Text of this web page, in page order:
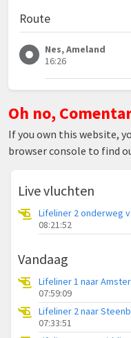
Route
Nes, Ameland
16:26
Oh no,
If you own this website,
browser console to find
Live vluchten
Lifeliner 2 onderweg
08:21:52
Vandaag
Lifeliner 1 naar
07:59:09
07:33:51